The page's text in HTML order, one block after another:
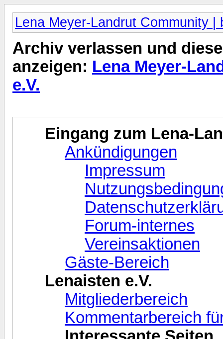
Lena Meyer-Landrut Community |
Archiv verlassen und
anzeigen: Lena Meyer-
e.V.
Eingang zum Lena-
Ankündigungen
Impressum
Forum-internes
Vereinsaktionen
Gäste-Bereich
Lenaisten e.V.
Mitgliederbereich
Kommentarbereich